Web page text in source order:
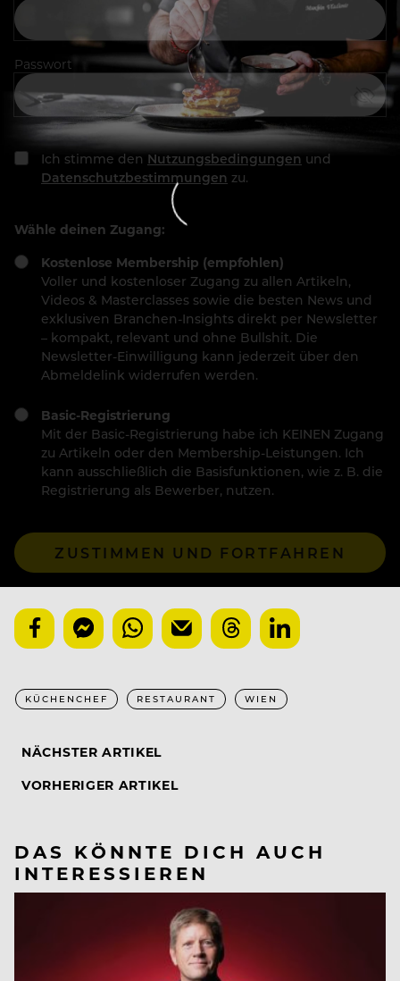
Passwort
Ich stimme den Nutzungsbedingungen und
Datenschutzbestimmungen zu.
Wähle deinen Zugang:
Kostenlose Membership (empfohlen)
Voller und kostenloser Zugang zu allen Artikeln,
Videos & Masterclasses sowie die besten News und
exklusiven Branchen-Insights direkt per Newsletter
– kompakt, relevant und ohne Bullshit. Die
Newsletter-Einwilligung kann jederzeit über den
Abmeldelink widerrufen werden.
Basic-Registrierung
Mit der Basic-Registrierung habe ich KEINEN Zugang
zu Artikeln oder den Membership-Leistungen. Ich
kann ausschließlich die Basisfunktionen, wie z. B. die
Registrierung als Bewerber, nutzen.
ZUSTIMMEN UND FORTFAHREN
KÜCHENCHEF RESTAURANT WIEN
NÄCHSTER ARTIKEL
VORHERIGER ARTIKEL
DAS KÖNNTE DICH AUCH
INTERESSIEREN